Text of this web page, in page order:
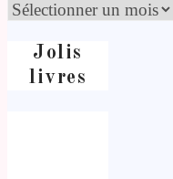
Jolis
livres